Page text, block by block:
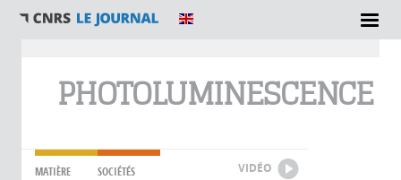
PHOTOLUMINESCENCE
MATIÈRE SOCIÉTÉS VIDÉO